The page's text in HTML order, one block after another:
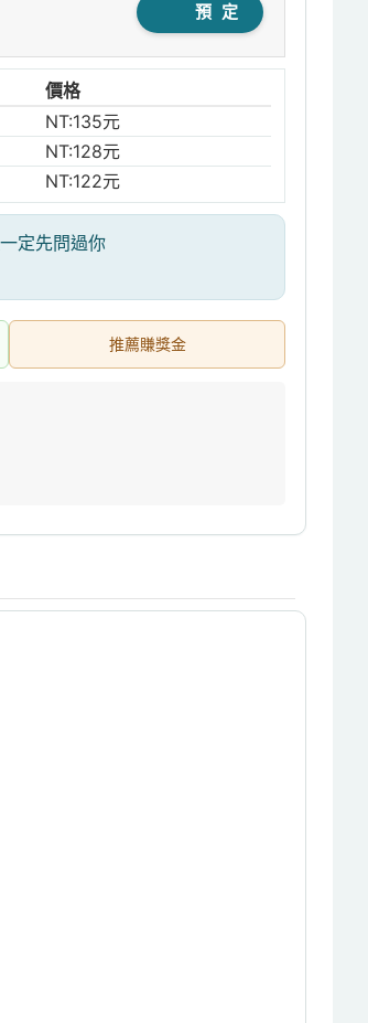
預 定
價格
NT:135元
NT:128元
NT:122元
定先問過你
推薦賺獎金